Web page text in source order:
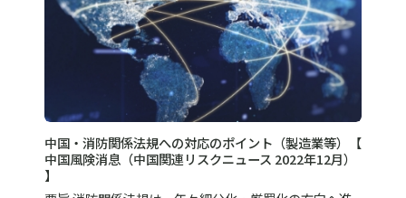
中国・消防関係法規への対応のポイント（製造業等）【
中国風険消息（中国関連リスクニュース 2022年12月）
】